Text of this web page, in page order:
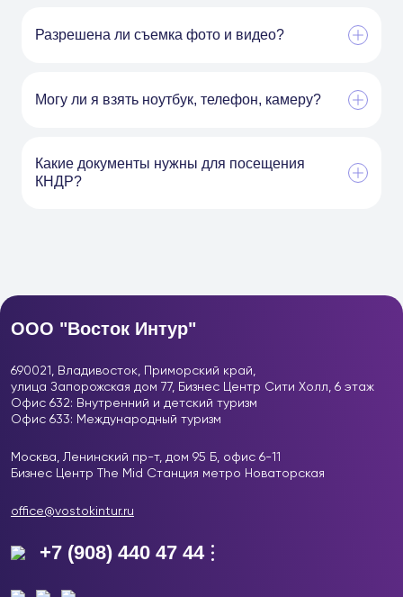
Разрешена ли съемка фото и видео?
Могу ли я взять ноутбук, телефон, камеру?
Какие документы нужны для посещения
КНДР?
ООО "Восток Интур"
690021, Владивосток, Приморский край,
улица Запорожская дом 77, Бизнес Центр Сити Холл, 6 этаж
Офис 632: Внутренний и детский туризм
Офис 633: Международный туризм
Москва, Ленинский пр-т, дом 95 Б, офис 6-11
Бизнес Центр The Mid Станция метро Новаторская
office@vostokintur.ru
+7 (908) 440 47 44